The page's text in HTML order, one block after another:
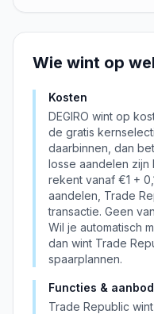
Wie wint op
Kosten
DEGIRO wint op
de gratis
daarbinnen, dan
losse aandelen
rekent vanaf €1 +
aandelen, Trade
transactie. Geen
Wil je automatisch
dan wint Trade
spaarplannen.
Functies & aanbod
Trade Republic